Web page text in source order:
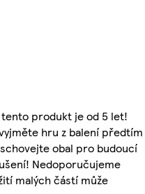
produkt je od 5 let!
hru z balení předtím
obal pro budoucí
Nedoporučujeme
malých částí může